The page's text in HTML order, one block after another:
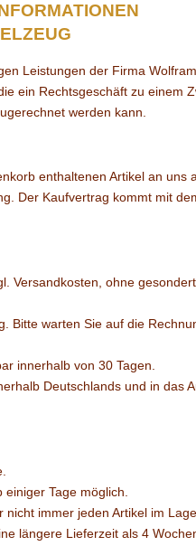
Leistungen der Firma
ein Rechtsgeschäft zu einem
werden kann.
enthaltenen Artikel an uns
Der Kaufvertrag kommt mit
Versandkosten, ohne
Bitte warten Sie auf die
innerhalb von 30 Tagen.
Deutschlands und in das
Tage möglich.
immer jeden Artikel im
längere Lieferzeit als 4